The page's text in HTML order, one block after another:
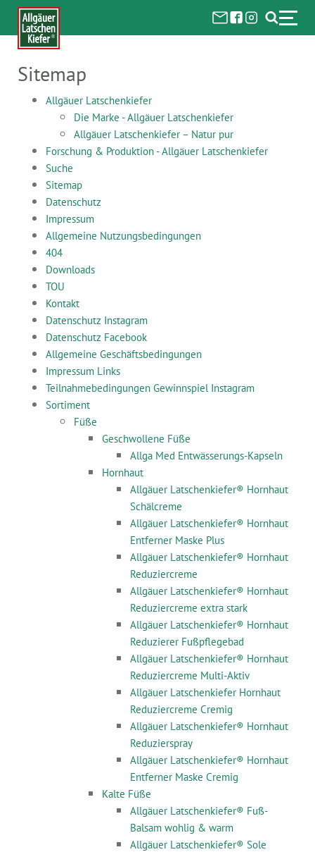
Sitemap
Allgäuer Latschenkiefer
Die Marke - Allgäuer Latschenkiefer
Allgäuer Latschenkiefer – Natur pur
Forschung & Produktion - Allgäuer Latschenkiefer
Suche
Sitemap
Datenschutz
Impressum
Allgemeine Nutzungsbedingungen
404
Downloads
TOU
Kontakt
Datenschutz Instagram
Datenschutz Facebook
Allgemeine Geschäftsbedingungen
Impressum Links
Teilnahmebedingungen Gewinnspiel Instagram
Sortiment
Füße
Geschwollene Füße
Allga Med Entwässerungs-Kapseln
Hornhaut
Allgäuer Latschenkiefer® Hornhaut
Schälcreme
Allgäuer Latschenkiefer® Hornhaut
Entferner Maske Plus
Allgäuer Latschenkiefer® Hornhaut
Reduziercreme
Allgäuer Latschenkiefer® Hornhaut
Reduziercreme extra stark
Allgäuer Latschenkiefer® Hornhaut
Reduzierer Fußpflegebad
Allgäuer Latschenkiefer® Hornhaut
Reduziercreme Multi-Aktiv
Allgäuer Latschenkiefer Hornhaut
Reduziercreme Cremig
Allgäuer Latschenkiefer® Hornhaut
Reduzierspray
Allgäuer Latschenkiefer® Hornhaut
Entferner Maske Cremig
Kalte Füße
Allgäuer Latschenkiefer® Fuß-
Balsam wohlig & warm
Allgäuer Latschenkiefer® Sole